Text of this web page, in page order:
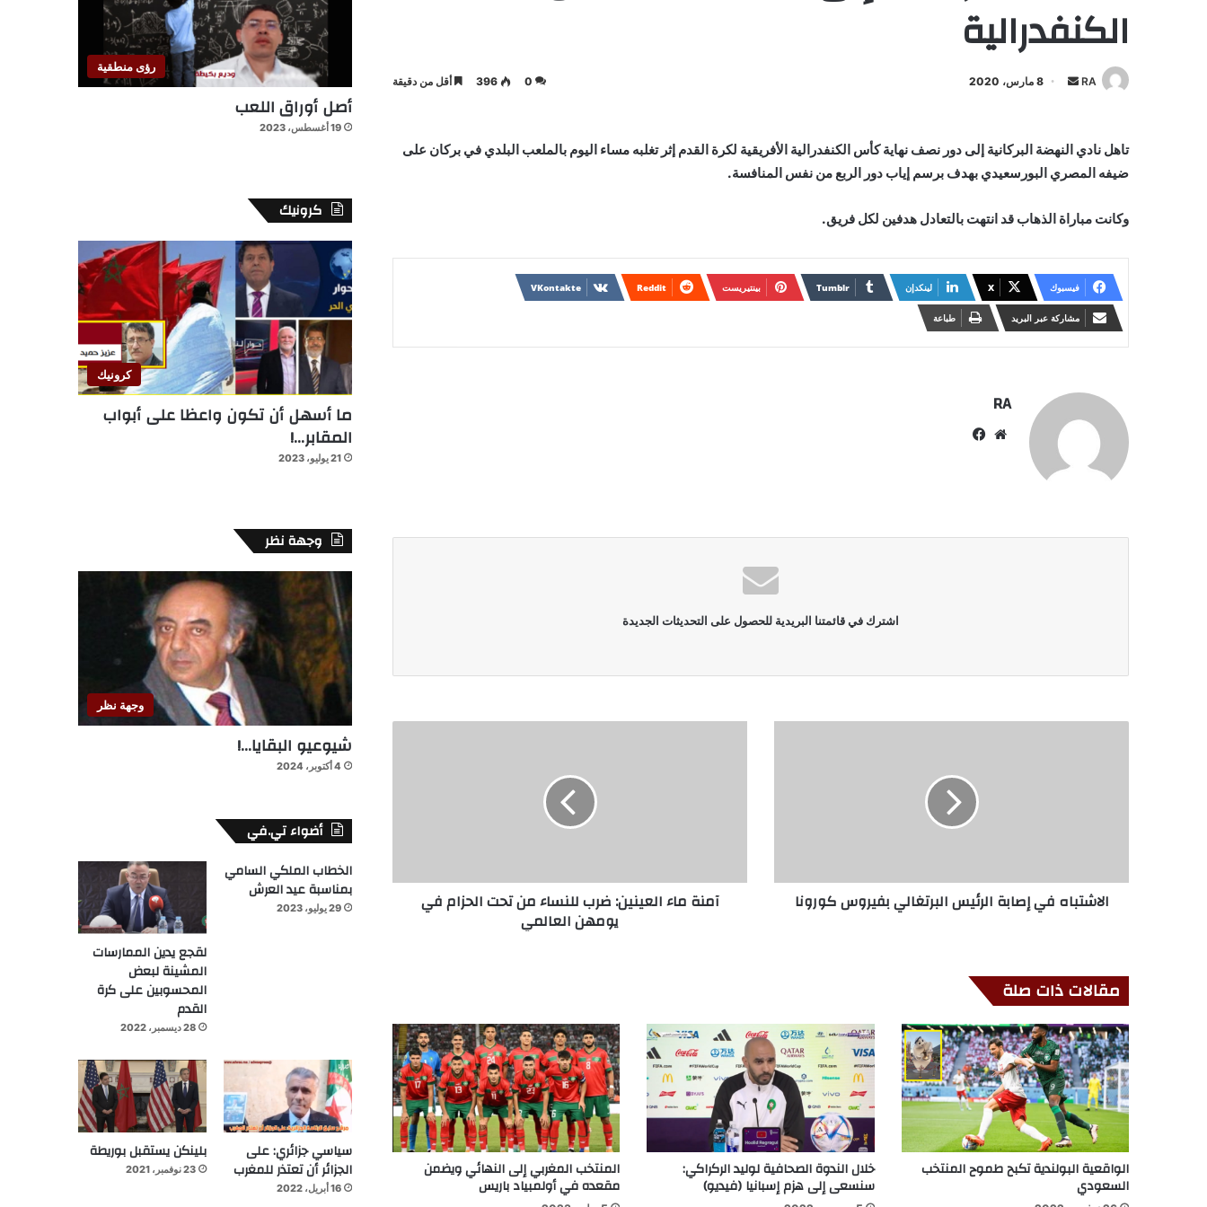
الكنفدرالية
RA
أرسل 8 مارس، 2020 0
396 أقل من دقيقة
تاهل نادي النهضة البركانية إلى دور نصف نهاية كأس الكنفدرالية الأفريقية لكرة القدم إثر تغلبه مساء اليوم بالملعب البلدي في بركان على
ضيفه المصري البورسعيدي بهدف برسم إياب دور الربع من نفس المنافسة.
وكانت مباراة الذهاب قد انتهت بالتعادل هدفين لكل فريق.
فيسبوك X لينكدإن بينتيريست
مشاركة عبر البريد طباعة
RA
موقع
اشترك في قائمتنا البريدية للحصول على التحديثات الجديدة
الاشتباه في إصابة الرئيس البرتغالي بفيروس كورونا آمنة ماء العينين: ضرب للنساء من تحت الحزام في
يومهن العالمي
مقالات ذات صلة
الواقعية البولندية تكبح طموح المنتخب
السعودي
خلال الندوة الصحافية لوليد الركراكي:
سنسعى إلى هزم إسبانيا (فيديو)
المنتخب المغربي إلى النهائي ويضمن
مقعده في أولمبياد باريس
رؤى منطقية
أصل أوراق اللعب
19 أغسطس، 2023
كرونيك
كرونيك
ما أسهل أن تكون واعظا على أبواب
المقابر…!
21 يوليو، 2023
وجهة نظر
وجهة نظر
شيوعيو البقايا…!
4 أكتوبر، 2024
أضواء تي.في
الخطاب الملكي السامي
بمناسبة عيد العرش
29 يوليو، 2023
لقجع يدين الممارسات
المشينة لبعض
المحسوبين على كرة
القدم
28 ديسمبر، 2022
سياسي جزائري: على
الجزائر أن تعتذر للمغرب
16 أبريل، 2022
بلينكن يستقبل بوريطة
23 نوفمبر، 2021